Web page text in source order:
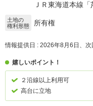
ＪＲ東海道本線
土地の
権利形態
所有権
情報提供日 : 2026年8月6日、
嬉しいポイント！
２沿線以上利用可
高台に立地